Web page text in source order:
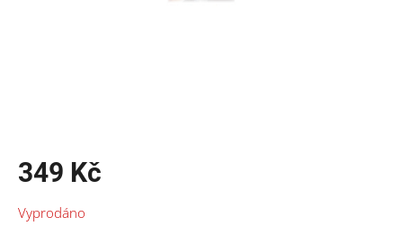
349 Kč
cena:
Vyprodáno